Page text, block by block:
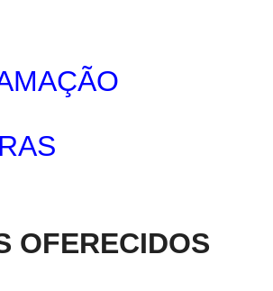
OFERECIDOS